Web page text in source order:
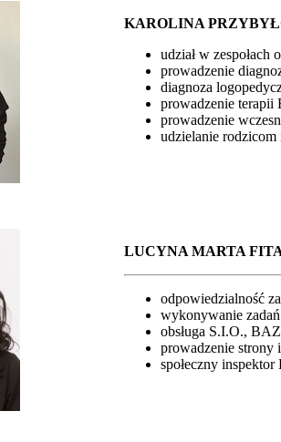
KAROLINA
udział w zespołach
prowadzenie
diagnoza
prowadzenie terapii
prowadzenie
udzielanie
LUCYNA MARTA
odpowiedzialność
wykonywanie
obsługa S.I.O.,
prowadzenie strony
społeczny inspektor